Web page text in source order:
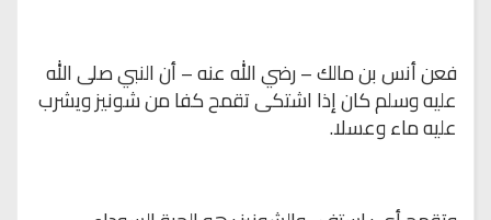
فعن أنس بن مالك – رضي الله عنه – أنالنبي صلى الله
عليه وسلم كان إذا اشتكى تقمح كفا من شونيز ويشرب
عليه ماء وعسلا.